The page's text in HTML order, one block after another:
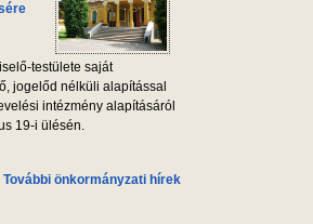
testülete saját
jogelőd nélküli alapítással
intézmény alapításáról
19-i ülésén.
További önkormányzati hírek